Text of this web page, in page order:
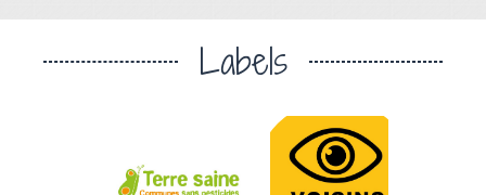
Labels